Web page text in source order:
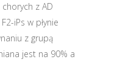
z AD
iPs w płynie
z grupą
jest na 90% a